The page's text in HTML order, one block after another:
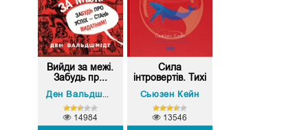
Вийди за межі.
Забудь пр...
Ден Вальдшмідт
14984
Сила
інтровертів. Тихі
Сьюзен Кейн
13546